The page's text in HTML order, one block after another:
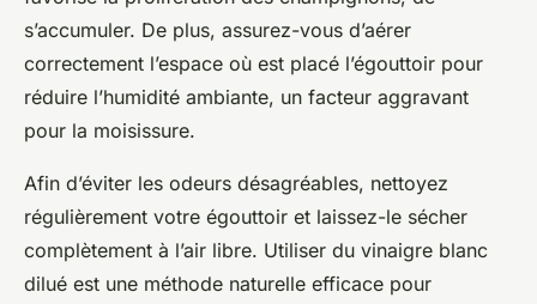
s’accumuler. De plus, assurez-vous d’aérer
correctement l’espace où est placé l’égouttoir pour
réduire l’humidité ambiante, un facteur aggravant
pour la moisissure.
Afin d’éviter les odeurs désagréables, nettoyez
régulièrement votre égouttoir et laissez-le sécher
complètement à l’air libre. Utiliser du vinaigre blanc
dilué est une méthode naturelle efficace pour